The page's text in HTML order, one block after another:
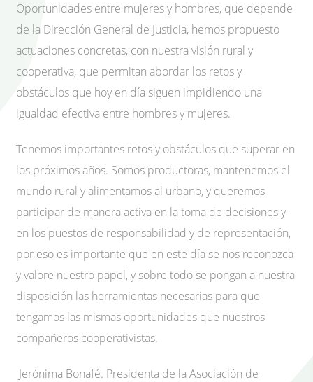
Oportunidades entre mujeres y hombres, que depende
de la Dirección General de Justicia, hemos propuesto
actuaciones concretas, con nuestra visión rural y
cooperativa, que permitan abordar los retos y
obstáculos que hoy en día siguen impidiendo una
igualdad efectiva entre hombres y mujeres.
Tenemos importantes retos y obstáculos que superar en
los próximos años. Somos productoras, mantenemos el
mundo rural y alimentamos al urbano, y queremos
participar de manera activa en la toma de decisiones y
en los puestos de responsabilidad y de representación,
por eso es importante que en este día se nos reconozca
y valore nuestro papel, y sobre todo se pongan a nuestra
disposición las herramientas necesarias para que
tengamos las mismas oportunidades que nuestros
compañeros cooperativistas.
Jerónima Bonafé. Presidenta de la Asociación de